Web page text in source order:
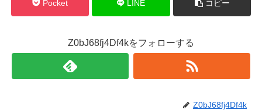
Pocket LINE コピー
Z0bJ68fj4Df4kをフォローする
Z0bJ68fj4Df4k